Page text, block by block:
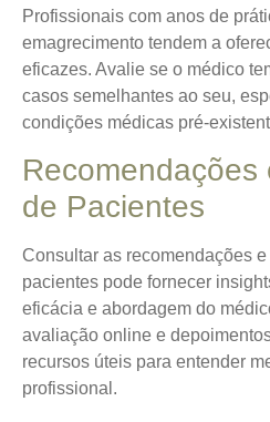
Profissionais com anos de
emagrecimento tendem a
eficazes. Avalie se o médico
casos semelhantes ao seu,
condições médicas pré-
Recomendações
de Pacientes
Consultar as recomendações
pacientes pode fornecer
eficácia e abordagem do
avaliação online e
recursos úteis para entender
profissional.